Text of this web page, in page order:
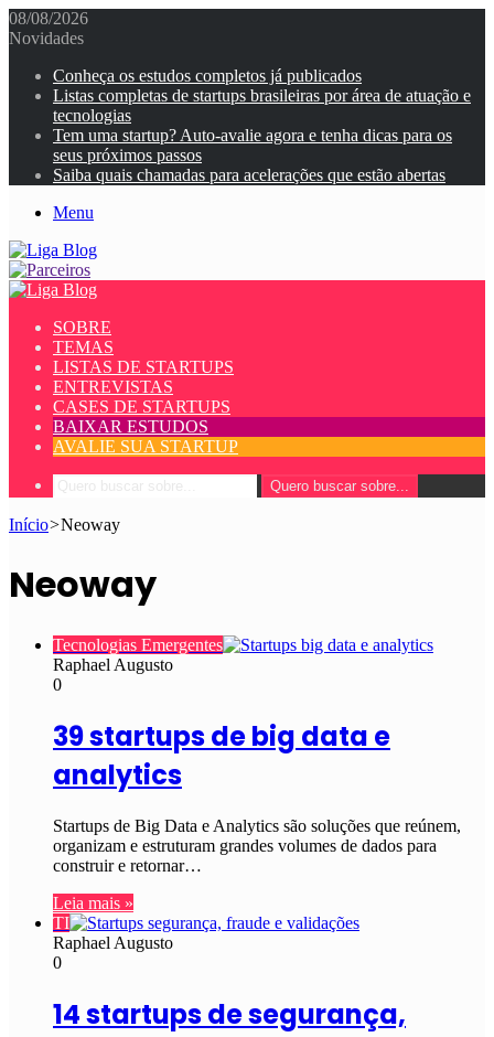
08/08/2026
Novidades
Conheça os estudos completos já publicados
Listas completas de startups brasileiras por área de atuação e
tecnologias
Tem uma startup? Auto-avalie agora e tenha dicas para os
seus próximos passos
Saiba quais chamadas para acelerações que estão abertas
Menu
SOBRE
TEMAS
LISTAS DE STARTUPS
ENTREVISTAS
CASES DE STARTUPS
BAIXAR ESTUDOS
AVALIE SUA STARTUP
Quero buscar sobre...
Início>Neoway
Neoway
Tecnologias Emergentes
Raphael Augusto
0
39 startups de big data e
analytics
Startups de Big Data e Analytics são soluções que reúnem,
organizam e estruturam grandes volumes de dados para
construir e retornar…
Leia mais »
TI
Raphael Augusto
0
14 startups de segurança,